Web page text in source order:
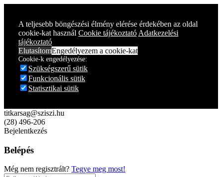
A teljesebb böngészési élmény elérése érdekében az oldal
cookie-kat használ Cookie tájékoztató Adatkezelési
tájékoztató
ElutasítomEngedélyezem a cookie-kat
Cookie-k engedélyezése:
Szükségszerű sütik
Funkcionális sütik
Statisztikai sütik
titkarsag@sziszi.hu
(28) 496-206
Bejelentkezés
Belépés
Még nem regisztrált? Tegye meg most!